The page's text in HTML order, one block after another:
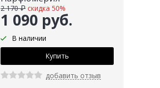
1 090 руб.
2 170 ₽ скидка 50%
В наличии
добавить отзыв